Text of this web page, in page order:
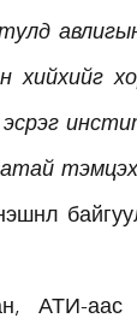
хийхийг
АТИ-аас